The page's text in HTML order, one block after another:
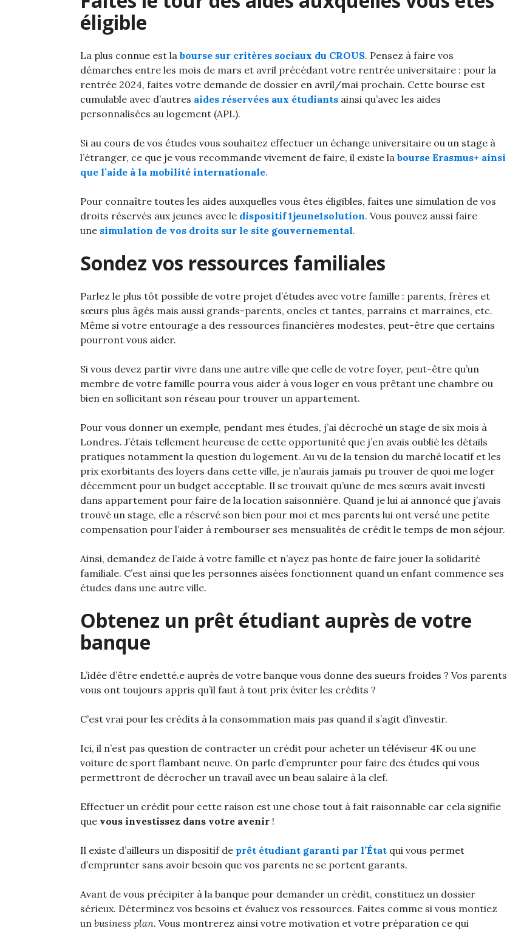
éligible
La plus connue est la bourse sur critères sociaux du CROUS. Pensez à faire vos
démarches entre les mois de mars et avril précédant votre rentrée universitaire : pour la
rentrée 2024, faites votre demande de dossier en avril/mai prochain. Cette bourse est
cumulable avec d’autres aides réservées aux étudiants ainsi qu’avec les aides
personnalisées au logement (APL).
Si au cours de vos études vous souhaitez effectuer un échange universitaire ou un stage à
l’étranger, ce que je vous recommande vivement de faire, il existe la bourse Erasmus+ ainsi
que l’aide à la mobilité internationale.
Pour connaître toutes les aides auxquelles vous êtes éligibles, faites une simulation de vos
droits réservés aux jeunes avec le dispositif 1jeune1solution. Vous pouvez aussi faire
une simulation de vos droits sur le site gouvernemental.
Sondez vos ressources familiales
Parlez le plus tôt possible de votre projet d’études avec votre famille : parents, frères et
sœurs plus âgés mais aussi grands-parents, oncles et tantes, parrains et marraines, etc.
Même si votre entourage a des ressources financières modestes, peut-être que certains
pourront vous aider.
Si vous devez partir vivre dans une autre ville que celle de votre foyer, peut-être qu’un
membre de votre famille pourra vous aider à vous loger en vous prêtant une chambre ou
bien en sollicitant son réseau pour trouver un appartement.
Pour vous donner un exemple, pendant mes études, j’ai décroché un stage de six mois à
Londres. J’étais tellement heureuse de cette opportunité que j’en avais oublié les détails
pratiques notamment la question du logement. Au vu de la tension du marché locatif et les
prix exorbitants des loyers dans cette ville, je n’aurais jamais pu trouver de quoi me loger
décemment pour un budget acceptable. Il se trouvait qu’une de mes sœurs avait investi
dans appartement pour faire de la location saisonnière. Quand je lui ai annoncé que j’avais
trouvé un stage, elle a réservé son bien pour moi et mes parents lui ont versé une petite
compensation pour l’aider à rembourser ses mensualités de crédit le temps de mon séjour.
Ainsi, demandez de l’aide à votre famille et n’ayez pas honte de faire jouer la solidarité
familiale. C’est ainsi que les personnes aisées fonctionnent quand un enfant commence ses
études dans une autre ville.
Obtenez un prêt étudiant auprès de votre
banque
L’idée d’être endetté.e auprès de votre banque vous donne des sueurs froides ? Vos parents
vous ont toujours appris qu’il faut à tout prix éviter les crédits ?
C’est vrai pour les crédits à la consommation mais pas quand il s’agit d’investir.
Ici, il n’est pas question de contracter un crédit pour acheter un téléviseur 4K ou une
voiture de sport flambant neuve. On parle d’emprunter pour faire des études qui vous
permettront de décrocher un travail avec un beau salaire à la clef.
Effectuer un crédit pour cette raison est une chose tout à fait raisonnable car cela signifie
que vous investissez dans votre avenir !
Il existe d’ailleurs un dispositif de prêt étudiant garanti par l’État qui vous permet
d’emprunter sans avoir besoin que vos parents ne se portent garants.
Avant de vous précipiter à la banque pour demander un crédit, constituez un dossier
sérieux. Déterminez vos besoins et évaluez vos ressources. Faites comme si vous montiez
un business plan. Vous montrerez ainsi votre motivation et votre préparation ce qui